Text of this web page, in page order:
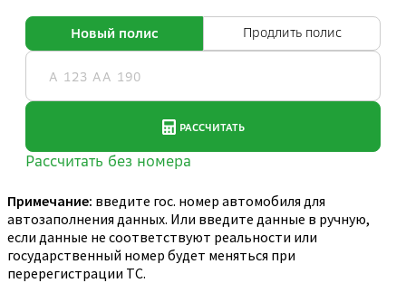
Примечание: введите гос. номер автомобиля для
автозаполнения данных. Или введите данные в ручную,
если данные не соответствуют реальности или
государственный номер будет меняться при
перерегистрации ТС.